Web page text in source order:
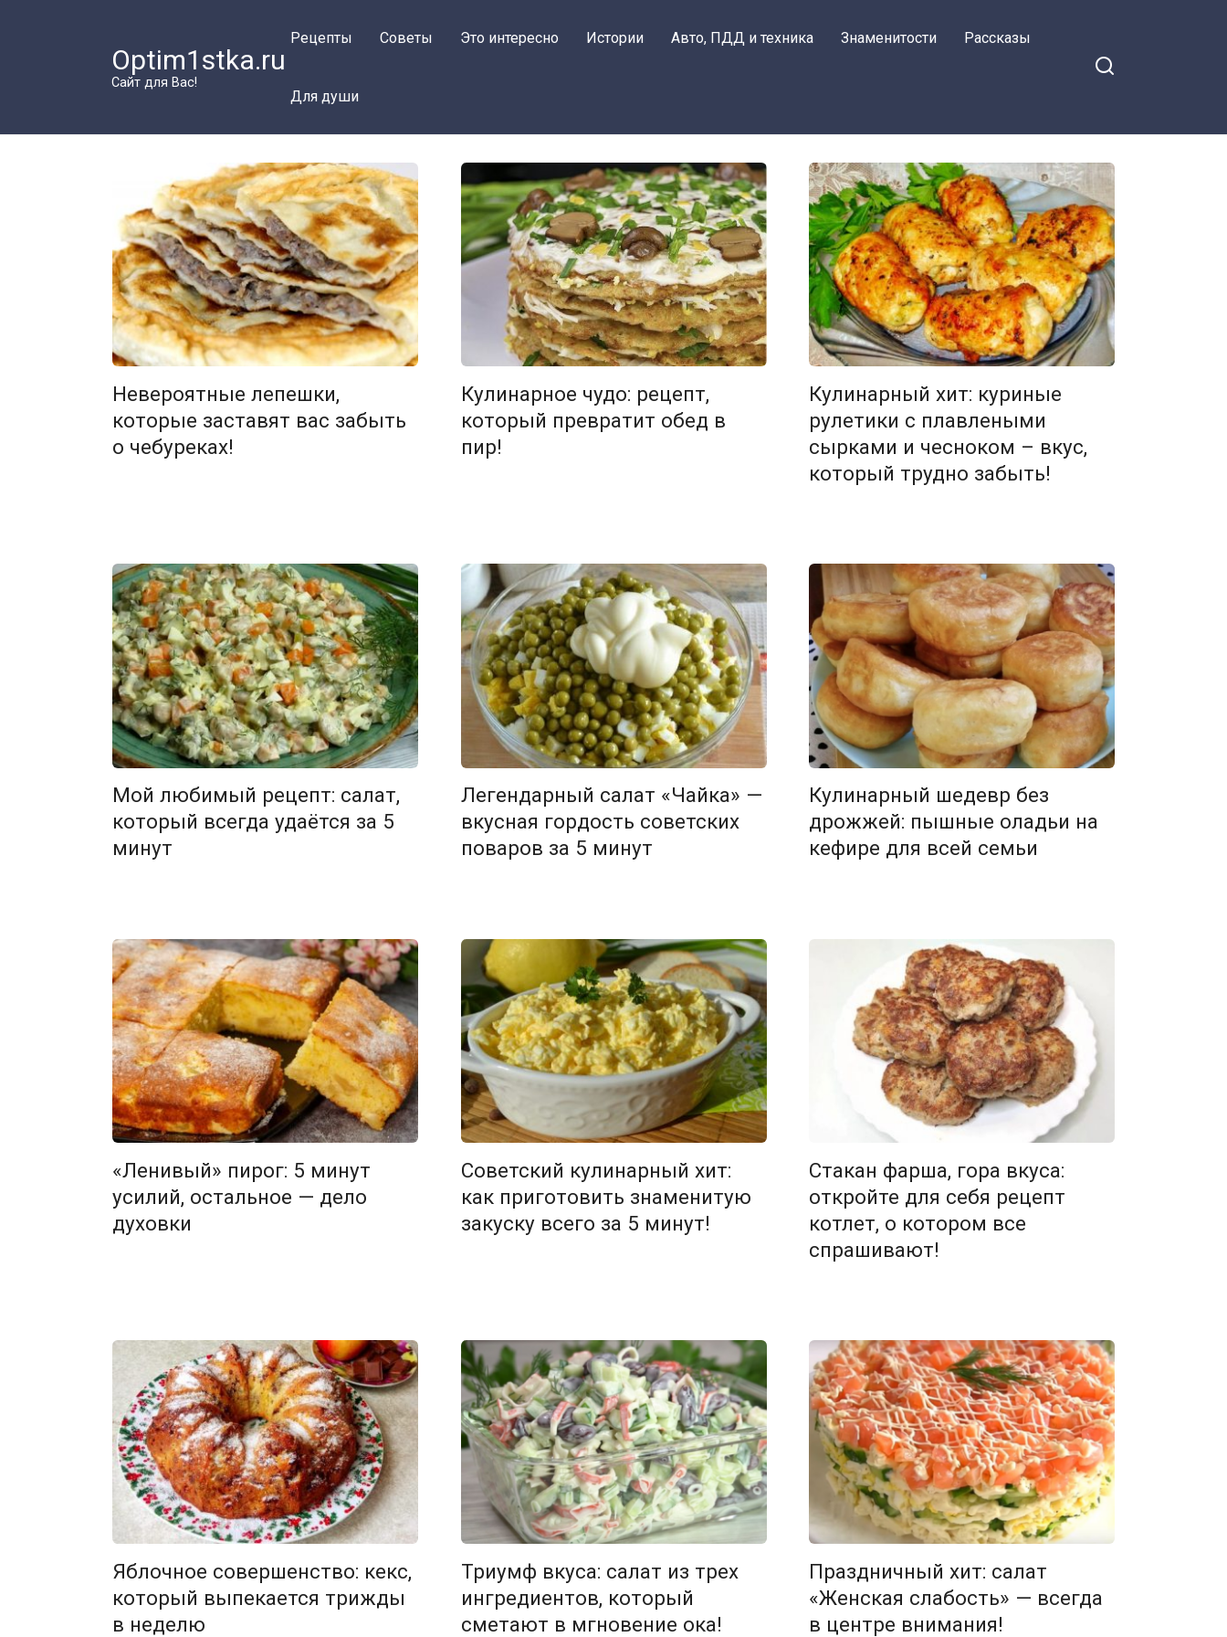
Optim1stka.ru
Сайт для Вас!
Рецепты Советы Это интересно Истории Авто, ПДД и техника Знаменитости Рассказы
Для души
Невероятные лепешки,
которые заставят вас забыть
о чебуреках!
Кулинарное чудо: рецепт,
который превратит обед в
пир!
Кулинарный хит: куриные
рулетики с плавлеными
сырками и чесноком – вкус,
который трудно забыть!
Мой любимый рецепт: салат,
который всегда удаётся за 5
минут
Легендарный салат «Чайка» —
вкусная гордость советских
поваров за 5 минут
Кулинарный шедевр без
дрожжей: пышные оладьи на
кефире для всей семьи
«Ленивый» пирог: 5 минут
усилий, остальное — дело
духовки
Советский кулинарный хит:
как приготовить знаменитую
закуску всего за 5 минут!
Стакан фарша, гора вкуса:
откройте для себя рецепт
котлет, о котором все
спрашивают!
Яблочное совершенство: кекс,
который выпекается трижды
в неделю
Триумф вкуса: салат из трех
ингредиентов, который
сметают в мгновение ока!
Праздничный хит: салат
«Женская слабость» — всегда
в центре внимания!